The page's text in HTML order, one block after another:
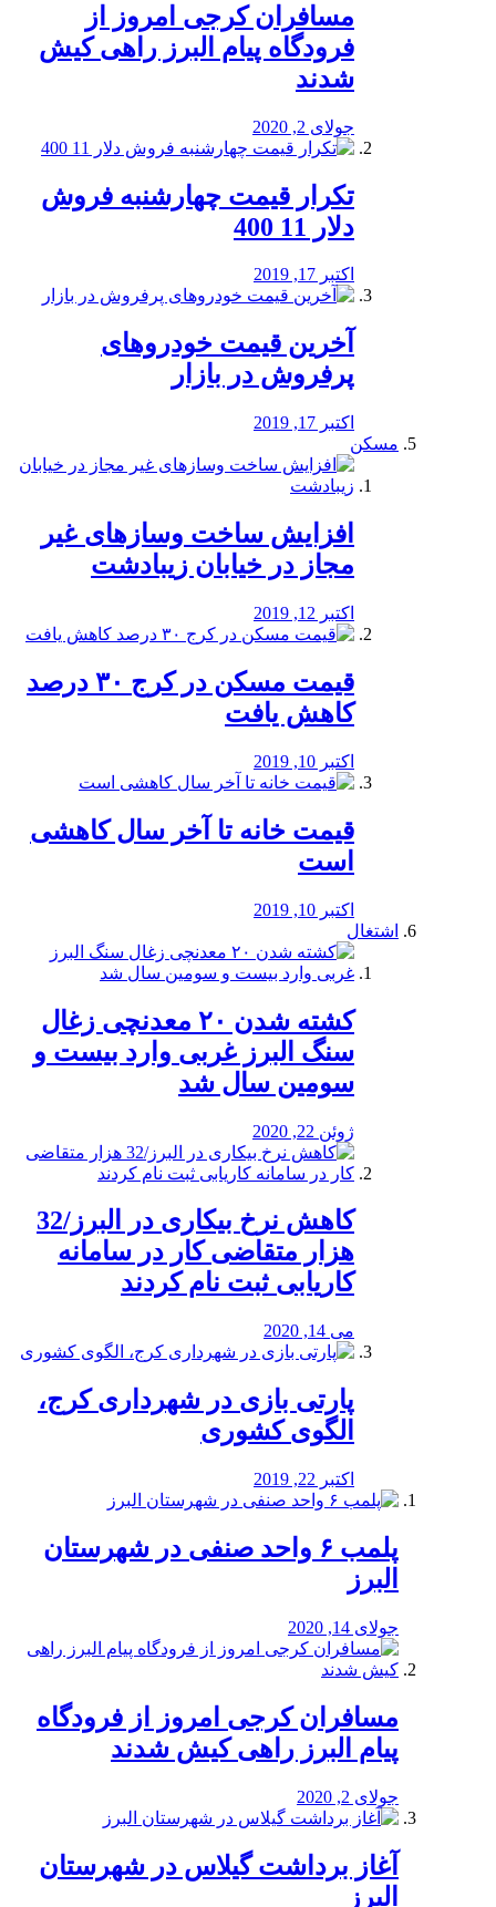
مسافران کرجی امروز از
فرودگاه پیام البرز راهی کیش
شدند
جولای 2, 2020
تکرار قیمت چهارشنبه فروش
دلار 11 400
اکتبر 17, 2019
آخرین قیمت خودرو‌های
پرفروش در بازار
اکتبر 17, 2019
مسکن
افزایش ساخت وسازهای غیر
مجاز در خیابان زیبادشت
اکتبر 12, 2019
️قیمت مسکن در کرج ۳۰ درصد
کاهش یافت
اکتبر 10, 2019
قیمت خانه تا آخر سال کاهشی
است
اکتبر 10, 2019
اشتغال
کشته شدن ۲۰ معدنچی زغال
سنگ البرز غربی وارد بیست و
سومین سال شد
ژوئن 22, 2020
کاهش نرخ بیکاری در البرز/32
هزار متقاضی کار در سامانه
کاریابی ثبت نام کردند
می 14, 2020
پارتی بازی در شهرداری کرج،
الگوی کشوری
اکتبر 22, 2019
پلمب ۶ واحد صنفی در شهرستان
البرز
جولای 14, 2020
مسافران کرجی امروز از فرودگاه
پیام البرز راهی کیش شدند
جولای 2, 2020
آغاز برداشت گیلاس در شهرستان
البرز